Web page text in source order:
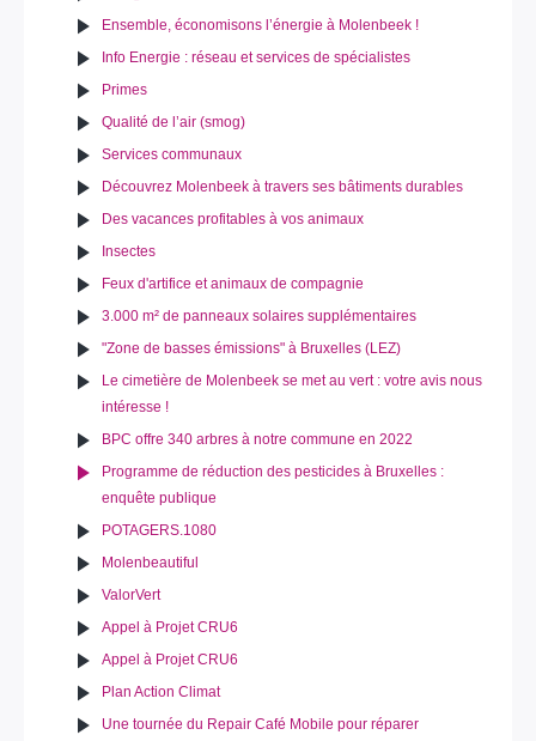
Ensemble, économisons l’énergie à Molenbeek !
Info Energie : réseau et services de spécialistes
Primes
Qualité de l’air (smog)
Services communaux
Découvrez Molenbeek à travers ses bâtiments durables
Des vacances profitables à vos animaux
Insectes
Feux d'artifice et animaux de compagnie
3.000 m² de panneaux solaires supplémentaires
"Zone de basses émissions" à Bruxelles (LEZ)
Le cimetière de Molenbeek se met au vert : votre avis nous
intéresse !
BPC offre 340 arbres à notre commune en 2022
Programme de réduction des pesticides à Bruxelles :
enquête publique
POTAGERS.1080
Molenbeautiful
ValorVert
Appel à Projet CRU6
Appel à Projet CRU6
Plan Action Climat
Une tournée du Repair Café Mobile pour réparer